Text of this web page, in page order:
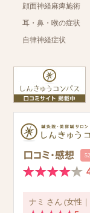
顔面神経麻痺施術
耳・鼻・喉の症状
自律神経症状